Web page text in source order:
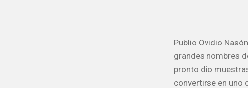
Publio Ovidio
grandes nombres
pronto dio
convertirse en uno